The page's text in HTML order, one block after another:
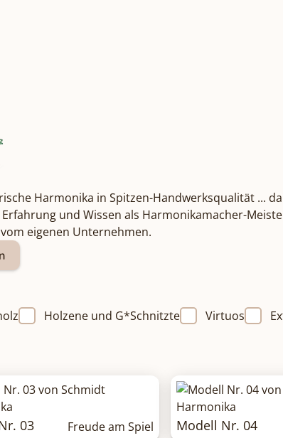
Harmonika in Spitzen-Handwerksqualität ...
und Wissen als Harmonikamacher-
eigenen Unternehmen.
Holzene und G*Schnitzte Virtuos
03 Freude am Spiel Modell Nr. 04